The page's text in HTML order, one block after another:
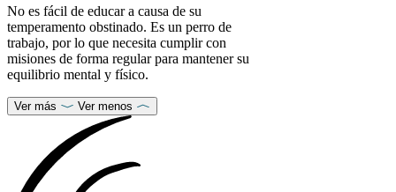
No es fácil de educar a causa de su
temperamento obstinado. Es un perro de
trabajo, por lo que necesita cumplir con
misiones de forma regular para mantener su
equilibrio mental y físico.
Ver más Ver menos